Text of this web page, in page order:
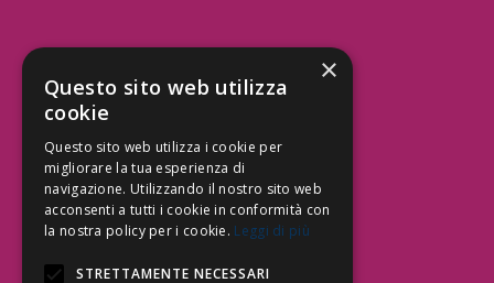
Aree Attività Civile
Tutele del Credito
Responsabilità Civile
Contrattualistica
×
Questo sito web utilizza
cookie
Questo sito web utilizza i cookie per
migliorare la tua esperienza di
navigazione. Utilizzando il nostro sito web
acconsenti a tutti i cookie in conformità con
la nostra policy per i cookie. Leggi di più
STRETTAMENTE NECESSARI